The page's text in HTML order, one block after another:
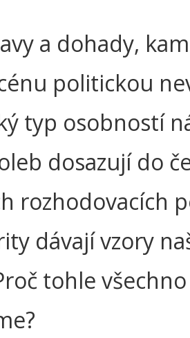
a dohady,
politickou
typ osobností
dosazují do
rozhodovacích
dávají vzory
tohle